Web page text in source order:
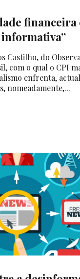
financeira
Castilho, do
com o qual o CPI
enfrenta,
nomeadamente,...